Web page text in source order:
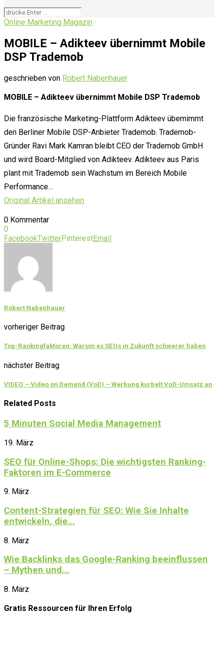
Online Marketing Magazin
MOBILE – Adikteev übernimmt Mobile
DSP Trademob
geschrieben von Robert Nabenhauer
MOBILE – Adikteev übernimmt Mobile DSP Trademob
Die französische Marketing-Plattform Adikteev übernimmt
den Berliner Mobile DSP-Anbieter Trademob. Trademob-
Gründer Ravi Mark Kamran bleibt CEO der Trademob GmbH
und wird Board-Mitglied von Adikteev. Adikteev aus Paris
plant mit Trademob sein Wachstum im Bereich Mobile
Performance…
Original Artikel ansehen
0 Kommentar
0
FacebookTwitterPinterestEmail
Robert Nabenhauer
vorheriger Beitrag
Top-Rankingfaktoren: Warum es SEOs in Zukunft schwerer haben
nächster Beitrag
VIDEO – Video on Demand (VoD) – Werbung kurbelt VoD-Umsatz an
Related Posts
5 Minuten Social Media Management
19. März
SEO für Online-Shops: Die wichtigsten Ranking-
Faktoren im E-Commerce
9. März
Content-Strategien für SEO: Wie Sie Inhalte
entwickeln, die...
8. März
Wie Backlinks das Google-Ranking beeinflussen
– Mythen und...
8. März
Gratis Ressourcen für Ihren Erfolg